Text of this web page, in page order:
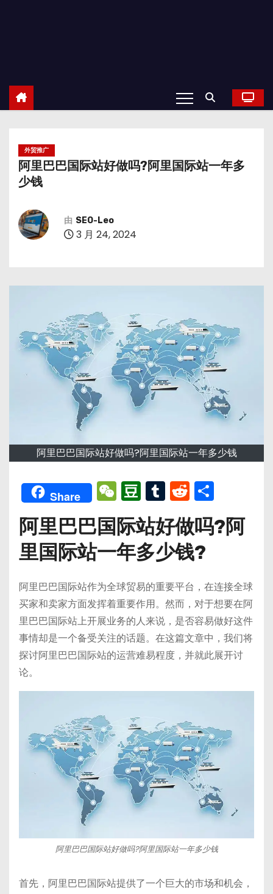
外贸推广
阿里巴巴国际站好做吗?阿里国际站一年多
少钱
由 SEO-Leo
3 月 24, 2024
阿里巴巴国际站好做吗?阿里国际站一年多少钱
Share W
e
C
h
a
t
D
o
u
b
a
n
T
m
bl
r
R
e
d
di
t
享
阿里巴巴国际站好做吗?阿
里国际站一年多少钱?
阿里巴巴国际站作为全球贸易的重要平台，在连接全球
买家和卖家方面发挥着重要作用。然而，对于想要在阿
里巴巴国际站上开展业务的人来说，是否容易做好这件
事情却是一个备受关注的话题。在这篇文章中，我们将
探讨阿里巴巴国际站的运营难易程度，并就此展开讨
论。
阿里巴巴国际站好做吗?阿里国际站一年多少钱
首先，阿里巴巴国际站提供了一个巨大的市场和机会，